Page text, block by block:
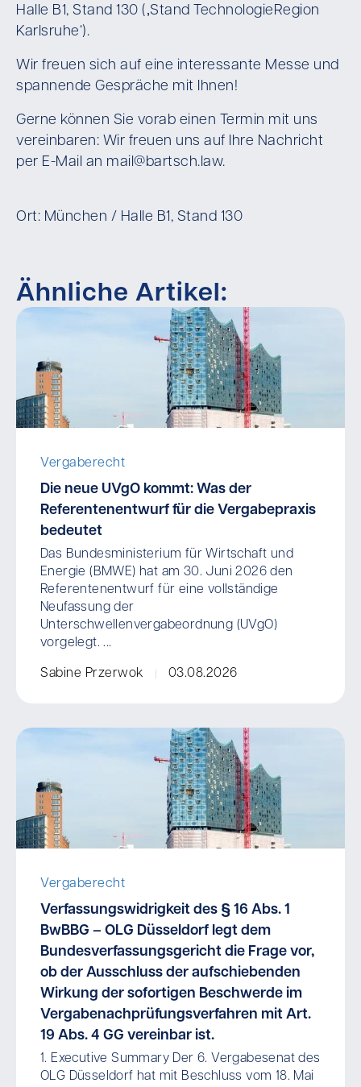
Halle B1, Stand 130 (‚Stand TechnologieRegion
Karlsruhe‘).
Wir freuen sich auf eine interessante Messe und
spannende Gespräche mit Ihnen!
Gerne können Sie vorab einen Termin mit uns
vereinbaren: Wir freuen uns auf Ihre Nachricht
per E-Mail an mail@bartsch.law.
Ort: München / Halle B1, Stand 130
Ähnliche Artikel:
Vergaberecht
Die neue UVgO kommt: Was der
Referentenentwurf für die Vergabepraxis
bedeutet
Das Bundesministerium für Wirtschaft und
Energie (BMWE) hat am 30. Juni 2026 den
Referentenentwurf für eine vollständige
Neufassung der
Unterschwellenvergabeordnung (UVgO)
vorgelegt. ...
Sabine Przerwok 03.08.2026
Vergaberecht
Verfassungswidrigkeit des § 16 Abs. 1
BwBBG – OLG Düsseldorf legt dem
Bundesverfassungsgericht die Frage vor,
ob der Ausschluss der aufschiebenden
Wirkung der sofortigen Beschwerde im
Vergabenachprüfungsverfahren mit Art.
19 Abs. 4 GG vereinbar ist.
1. Executive Summary Der 6. Vergabesenat des
OLG Düsseldorf hat mit Beschluss vom 18. Mai